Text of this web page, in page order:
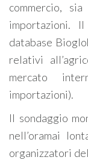
commercio,
importazioni.
database
relativi
mercato
importazioni).
Il sondaggio
nell’oramai
organizzatori